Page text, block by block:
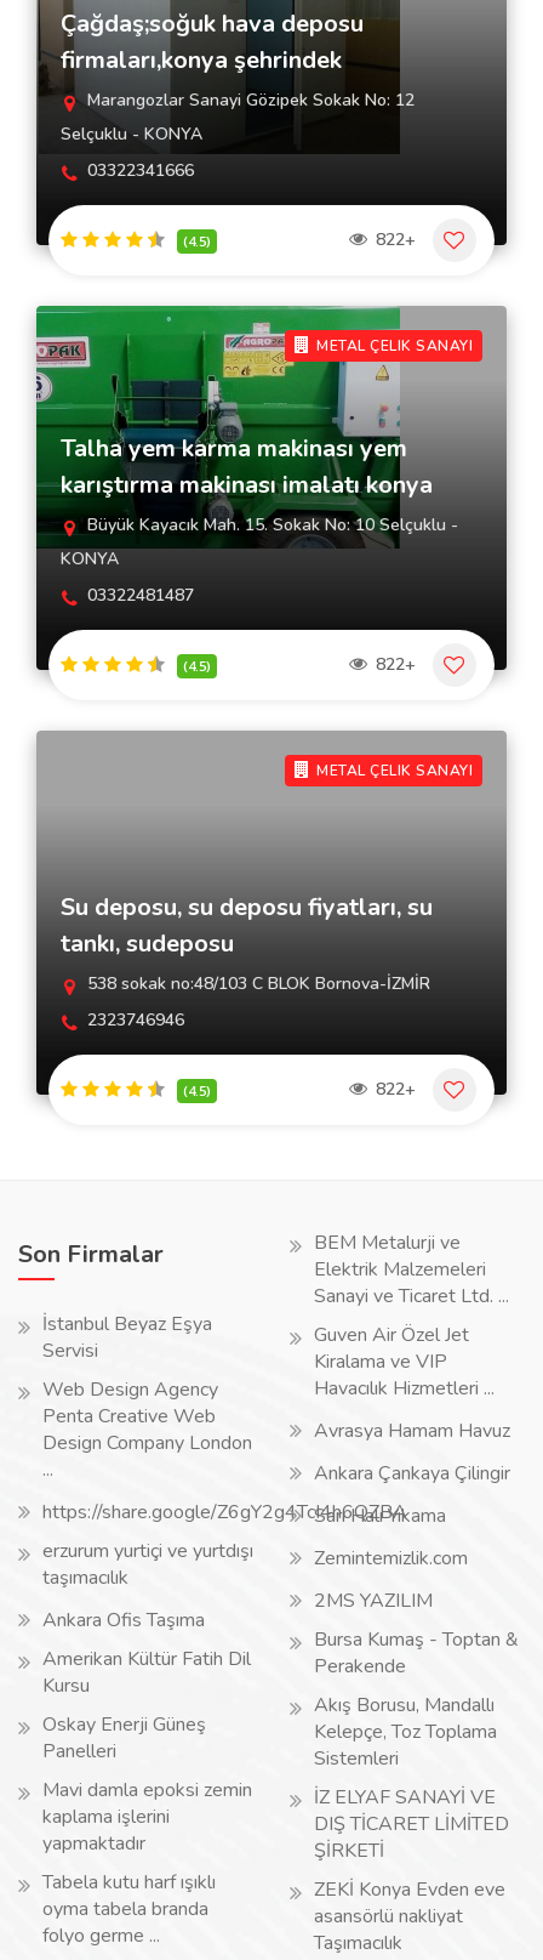
Çağdaş;soğuk hava deposu
firmaları,konya şehrindek
Marangozlar Sanayi Gözipek Sokak No: 12
Selçuklu - KONYA
03322341666
(4.5) 822+
METAL ÇELIK SANAYI
Talha yem karma makinası yem
karıştırma makinası imalatı konya
Büyük Kayacık Mah. 15. Sokak No: 10 Selçuklu -
KONYA
03322481487
(4.5) 822+
METAL ÇELIK SANAYI
Su deposu, su deposu fiyatları, su
tankı, sudeposu
538 sokak no:48/103 C BLOK Bornova-İZMİR
2323746946
(4.5) 822+
Son Firmalar
İstanbul Beyaz Eşya
Servisi
Web Design Agency
Penta Creative Web
Design Company London
...
https://share.google/Z6gY2g4TcI4h6QZBA
erzurum yurtiçi ve yurtdışı
taşımacılık
Ankara Ofis Taşıma
Amerikan Kültür Fatih Dil
Kursu
Oskay Enerji Güneş
Panelleri
Mavi damla epoksi zemin
kaplama işlerini
yapmaktadır
Tabela kutu harf ışıklı
oyma tabela branda
folyo germe ...
BEM Metalurji ve
Elektrik Malzemeleri
Sanayi ve Ticaret Ltd. ...
Guven Air Özel Jet
Kiralama ve VIP
Havacılık Hizmetleri ...
Avrasya Hamam Havuz
Ankara Çankaya Çilingir
Sarı Halı Yıkama
Zemintemizlik.com
2MS YAZILIM
Bursa Kumaş - Toptan &
Perakende
Akış Borusu, Mandallı
Kelepçe, Toz Toplama
Sistemleri
İZ ELYAF SANAYİ VE
DIŞ TİCARET LİMİTED
ŞİRKETİ
ZEKİ Konya Evden eve
asansörlü nakliyat
Taşımacılık